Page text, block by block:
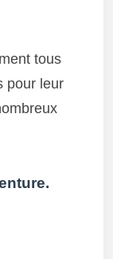
tous
pour leur